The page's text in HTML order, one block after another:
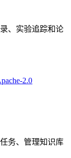
、实验追踪和论
2.0
务、管理知识库